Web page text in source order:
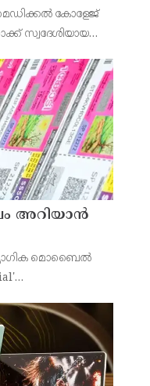
കോളേജ്
സ്വദേശിയായ
അറിയാൻ
മൊബൈൽ
എസ് അറിയിച്ചു.